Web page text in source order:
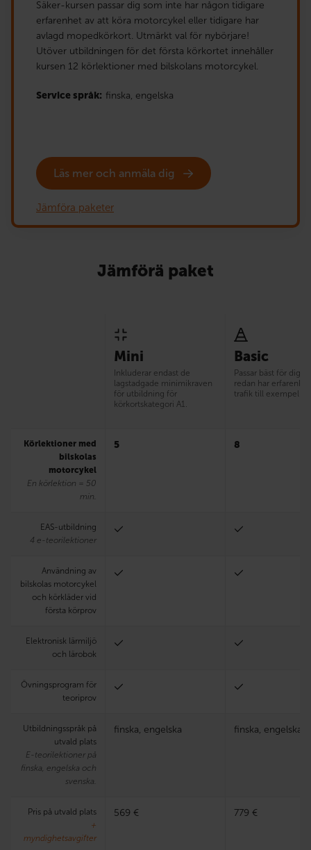
Säker-kursen passar dig som inte har någon tidigare
erfarenhet av att köra motorcykel eller tidigare har
avlagd mopedkörkort. Utmärkt val för nybörjare!
Utöver utbildningen för det första körkortet innehåller
kursen 12 körlektioner med bilskolans motorcykel.
Service språk: finska, engelska
Läs mer och anmäla dig
Jämföra paketer
Jämförä paket
Mini
Inkluderar endast de
lagstadgade minimikraven
för utbildning för
körkortskategori A1.
Basic
Passar bäst för dig
redan har
trafik till exempel
Körlektioner med
bilskolas
motorcykel
En körlektion = 50
min.
5 8
EAS-utbildning
4 e-teorilektioner
Användning av
bilskolas motorcykel
och körkläder vid
första körprov
Elektronisk lärmiljö
och lärobok
Övningsprogram för
teoriprov
Utbildningsspråk på
utvald plats
E-teorilektioner på
finska, engelska och
svenska.
finska, engelska finska, engelska
Pris på utvald plats
+
myndighetsavgifter
569 € 779 €